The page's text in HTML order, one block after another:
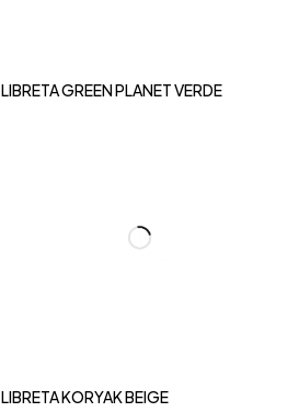
LIBRETA GREEN PLANET VERDE
LIBRETA KORYAK BEIGE